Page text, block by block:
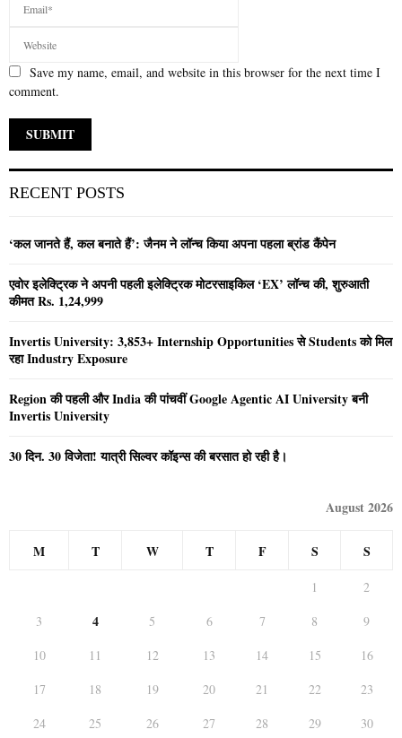
Save my name, email, and website in this browser for the next time I
comment.
RECENT POSTS
‘कल जानते हैं, कल बनाते हैं’: जैनम ने लॉन्च किया अपना पहला ब्रांड कैंपेन
एवोर इलेक्ट्रिक ने अपनी पहली इलेक्ट्रिक मोटरसाइकिल ‘EX’ लॉन्च की, शुरुआती
कीमत Rs. 1,24,999
Invertis University: 3,853+ Internship Opportunities से Students को मिल
रहा Industry Exposure
Region की पहली और India की पांचवीं Google Agentic AI University बनी
Invertis University
30 दिन. 30 विजेता! यात्री सिल्वर कॉइन्स की बरसात हो रही है।
August 2026
M T W T F S S
1
2
3
4 5 6 7 8
9
10
11 12 13 14 15
16
17
18 19 20 21 22
23
24
25 26 27 28 29
30